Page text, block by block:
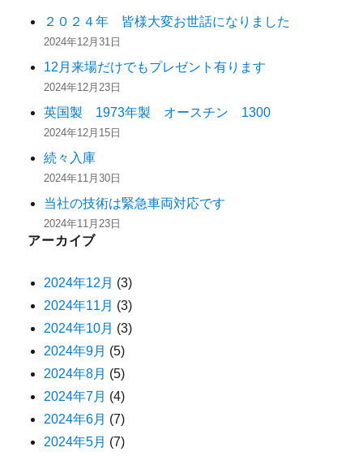
２０２４年 皆様大変お世話になりました
2024年12月31日
12月来場だけでもプレゼント有ります
2024年12月23日
英国製 1973年製 オースチン 1300
2024年12月15日
続々入庫
2024年11月30日
当社の技術は緊急車両対応です
2024年11月23日
アーカイブ
2024年12月 (3)
2024年11月 (3)
2024年10月 (3)
2024年9月 (5)
2024年8月 (5)
2024年7月 (4)
2024年6月 (7)
2024年5月 (7)